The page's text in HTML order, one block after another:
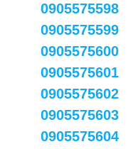
0905575598
0905575599
0905575600
0905575601
0905575602
0905575603
0905575604